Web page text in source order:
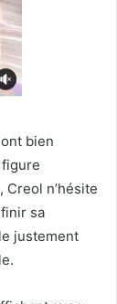
bien
figure
Creol n’hésite
sa
justement